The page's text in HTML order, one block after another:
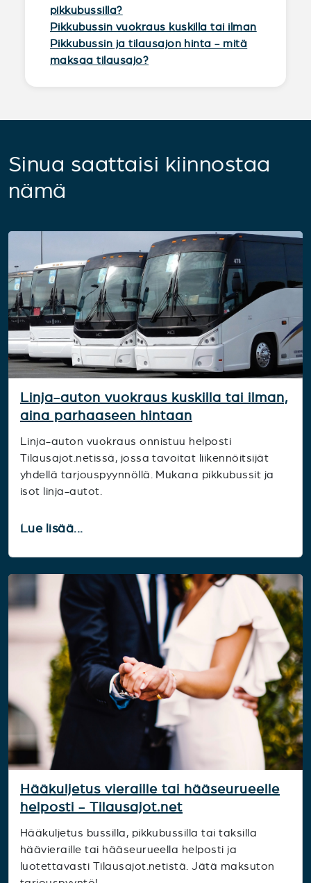
pikkubussilla?
Pikkubussin vuokraus kuskilla tai ilman
Pikkubussin ja tilausajon hinta - mitä
maksaa tilausajo?
Sinua saattaisi kiinnostaa
nämä
Linja-auton vuokraus kuskilla tai ilman,
aina parhaaseen hintaan
Linja-auton vuokraus onnistuu helposti
Tilausajot.netissä, jossa tavoitat liikennöitsijät
yhdellä tarjouspyynnöllä. Mukana pikkubussit ja
isot linja-autot.
Lue lisää...
Hääkuljetus vieraille tai hääseurueelle
helposti - Tilausajot.net
Hääkuljetus bussilla, pikkubussilla tai taksilla
häävieraille tai hääseurueella helposti ja
luotettavasti Tilausajot.netistä. Jätä maksuton